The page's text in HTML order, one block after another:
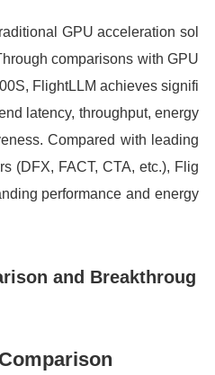
GPU acceleration sol
comparisons with GPU
FlightLLM achieves signifi
latency, throughput, energy
Compared with leading
(DFX, FACT, CTA, etc.), Flig
performance and energy
and Breakthroug